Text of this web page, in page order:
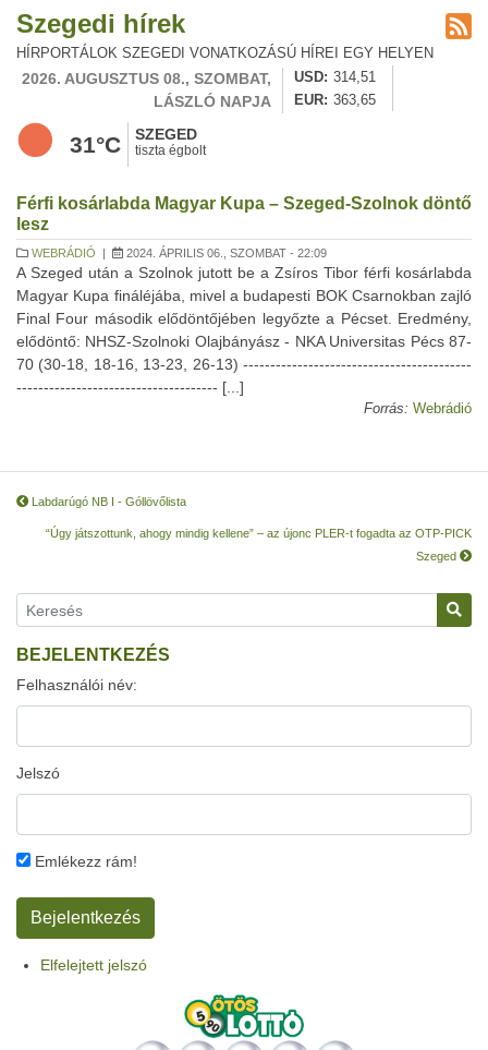
Szegedi hírek
HÍRPORTÁLOK SZEGEDI VONATKOZÁSÚ HÍREI EGY HELYEN
2026. AUGUSZTUS 08., SZOMBAT,
LÁSZLÓ NAPJA
USD
314,51
EUR
363,65
31°C SZEGED
tiszta égbolt
Férfi kosárlabda Magyar Kupa – Szeged-Szolnok döntő
lesz
WEBRÁDIÓ | 2024. ÁPRILIS 06., SZOMBAT - 22:09
A Szeged után a Szolnok jutott be a Zsíros Tibor férfi kosárlabda
Magyar Kupa fináléjába, mivel a budapesti BOK Csarnokban zajló
Final Four második elődöntőjében legyőzte a Pécset. Eredmény,
elődöntő: NHSZ-Szolnoki Olajbányász - NKA Universitas Pécs 87-
70 (30-18, 18-16, 13-23, 26-13) ------------------------------------------
------------------------------------- [...]
Forrás: Webrádió
Labdarúgó NB I - Góllövőlista
“Úgy játszottunk, ahogy mindig kellene” – az újonc PLER-t fogadta az OTP-PICK
Szeged
BEJELENTKEZÉS
Felhasználói név:
Jelszó
Emlékezz rám!
Elfelejtett jelszó